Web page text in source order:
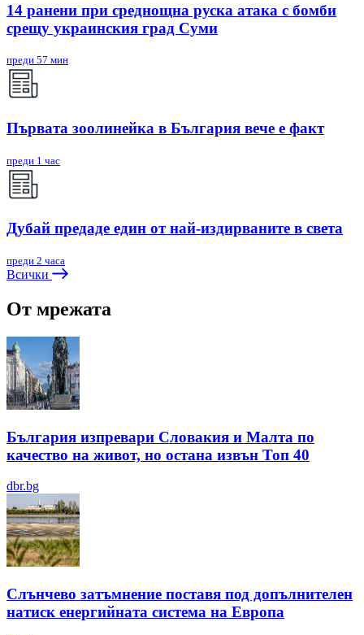
14 ранени при среднощна руска атака с бомби
срещу украинския град Суми
преди 57 мин
Първата зоолинейка в България вече е факт
преди 1 час
Дубай предаде един от най-издирваните в света
преди 2 часа
Всички
От мрежата
България изпревари Словакия и Малта по
качество на живот, но остана извън Топ 40
dbr.bg
Слънчево затъмнение поставя под допълнителен
натиск енергийната система на Европа